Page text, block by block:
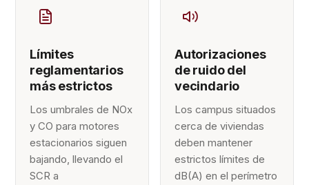
Límites
reglamentarios
más estrictos
Los umbrales de NOx
y CO para motores
estacionarios siguen
bajando, llevando el
SCR a
Autorizaciones
de ruido del
vecindario
Los campus situados
cerca de viviendas
deben mantener
estrictos límites de
dB(A) en el perímetro